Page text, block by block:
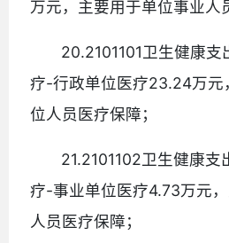
万元，主要用于单位事业人
20.2101101卫生健康
疗-行政单位医疗23.24万元
位人员医疗保障；
21.2101102卫生健康
疗-事业单位医疗4.73万元
人员医疗保障；